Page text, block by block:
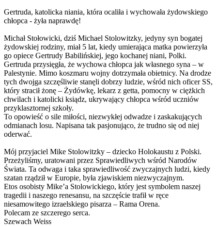
Gertruda, katolicka niania, która ocaliła i wychowała żydowskiego
chłopca - żyła naprawdę!
Michał Stołowicki, dziś Michael Stolowitzky, jedyny syn bogatej
żydowskiej rodziny, miał 5 lat, kiedy umierająca matka powierzyła
go opiece Gertrudy Babilińskiej, jego kochanej niani, Polki.
Gertruda przysięgła, że wychowa chłopca jak własnego syna – w
Palestynie. Mimo koszmaru wojny dotrzymała obietnicy. Na drodze
tych dwojga szczęśliwie stanęli dobrzy ludzie, wśród nich oficer SS,
który stracił żonę – Żydówkę, lekarz z getta, pomocny w ciężkich
chwilach i katolicki ksiądz, ukrywający chłopca wśród uczniów
przyklasztornej szkoły.
To opowieść o sile miłości, niezwykłej odwadze i zaskakujących
odmianach losu. Napisana tak pasjonująco, że trudno się od niej
oderwać.
Mój przyjaciel Mike Stolowitzky – dziecko Holokaustu z Polski.
Przeżyliśmy, uratowani przez Sprawiedliwych wśród Narodów
Świata. Ta odwaga i taka sprawiedliwość zwyczajnych ludzi, kiedy
szatan rządził w Europie, była zjawiskiem niezwyczajnym.
Etos osobisty Mike’a Stolowickiego, który jest symbolem naszej
tragedii i naszego renesansu, na szczęście trafił w ręce
niesamowitego izraelskiego pisarza – Rama Orena.
Polecam ze szczerego serca.
Szewach Weiss